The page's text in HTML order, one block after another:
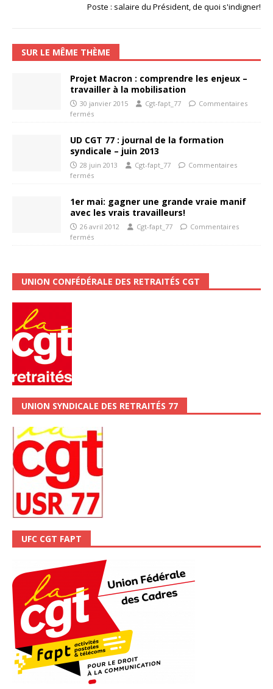
Poste : salaire du Président, de quoi s'indigner!
SUR LE MÊME THÈME
Projet Macron : comprendre les enjeux –
travailler à la mobilisation
30 janvier 2015 Cgt-fapt_77
Commentaires
fermés
UD CGT 77 : journal de la formation
syndicale – juin 2013
28 juin 2013 Cgt-fapt_77
Commentaires
fermés
1er mai: gagner une grande vraie manif
avec les vrais travailleurs!
26 avril 2012 Cgt-fapt_77
Commentaires
fermés
UNION CONFÉDÉRALE DES RETRAITÉS CGT
UNION SYNDICALE DES RETRAITÉS 77
UFC CGT FAPT